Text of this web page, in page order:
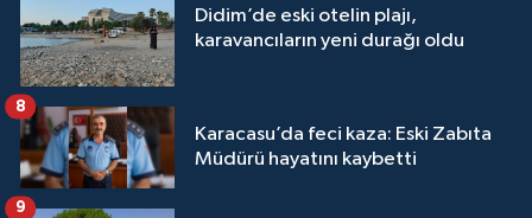
Didim’de eski otelin plajı,
karavancıların yeni durağı oldu
Karacasu’da feci kaza: Eski Zabıta
Müdürü hayatını kaybetti
8
9